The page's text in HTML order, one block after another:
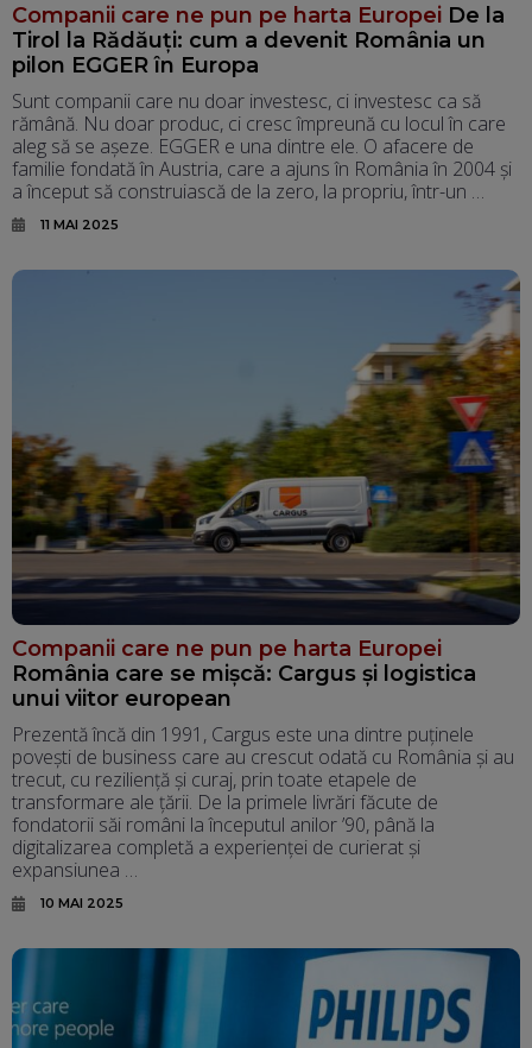
Companii care ne pun pe harta Europei De la
Tirol la Rădăuți: cum a devenit România un
pilon EGGER în Europa
Sunt companii care nu doar investesc, ci investesc ca să
rămână. Nu doar produc, ci cresc împreună cu locul în care
aleg să se așeze. EGGER e una dintre ele. O afacere de
familie fondată în Austria, care a ajuns în România în 2004 și
a început să construiască de la zero, la propriu, într-un …
11 MAI 2025
Companii care ne pun pe harta Europei
România care se mișcă: Cargus și logistica
unui viitor european
Prezentă încă din 1991, Cargus este una dintre puținele
povești de business care au crescut odată cu România și au
trecut, cu reziliență și curaj, prin toate etapele de
transformare ale țării. De la primele livrări făcute de
fondatorii săi români la începutul anilor ’90, până la
digitalizarea completă a experienței de curierat și
expansiunea …
10 MAI 2025